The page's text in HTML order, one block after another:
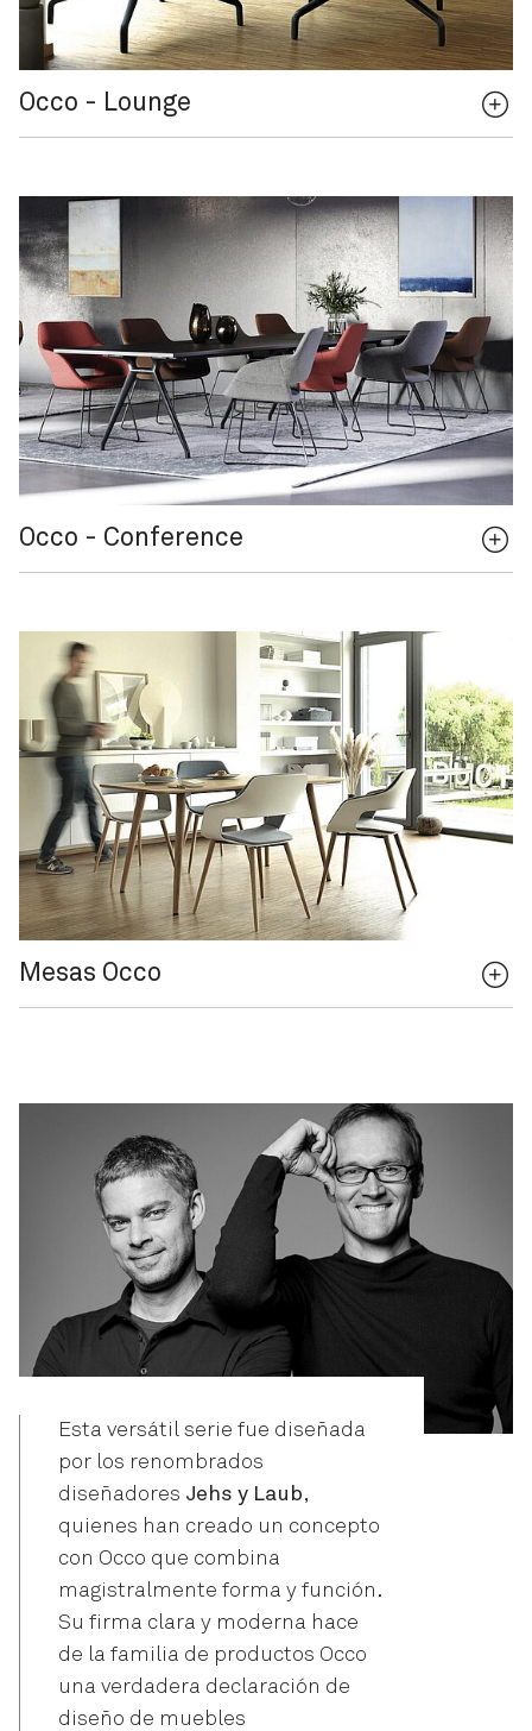
Occo - Lounge
Occo - Conference
Mesas Occo
Esta versátil serie fue diseñada
por los renombrados
diseñadores Jehs y Laub,
quienes han creado un concepto
con Occo que combina
magistralmente forma y función.
Su firma clara y moderna hace
de la familia de productos Occo
una verdadera declaración de
diseño de muebles